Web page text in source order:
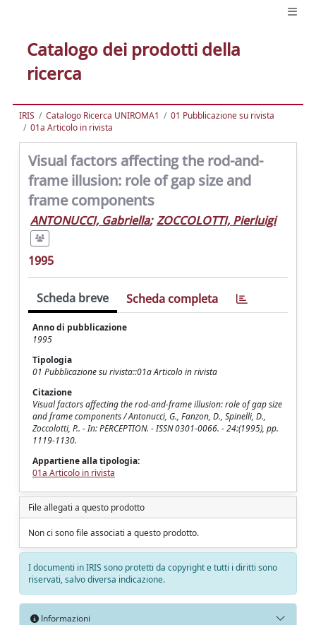
Catalogo dei prodotti della
ricerca
IRIS Catalogo Ricerca UNIROMA1
01 Pubblicazione su rivista
01a Articolo in rivista
Visual factors affecting the rod-and-
frame illusion: role of gap size and
frame components
ANTONUCCI, Gabriella; ZOCCOLOTTI, Pierluigi
1995
Scheda breve Scheda completa
Anno di pubblicazione
1995
Tipologia
01 Pubblicazione su rivista::01a Articolo in rivista
Citazione
Visual factors affecting the rod-and-frame illusion: role of gap size
and frame components / Antonucci, G., Fanzon, D., Spinelli, D.,
Zoccolotti, P.. - In: PERCEPTION. - ISSN 0301-0066. - 24:(1995), pp.
1119-1130.
Appartiene alla tipologia:
01a Articolo in rivista
File allegati a questo prodotto
Non ci sono file associati a questo prodotto.
I documenti in IRIS sono protetti da copyright e tutti i diritti sono
riservati, salvo diversa indicazione.
Informazioni